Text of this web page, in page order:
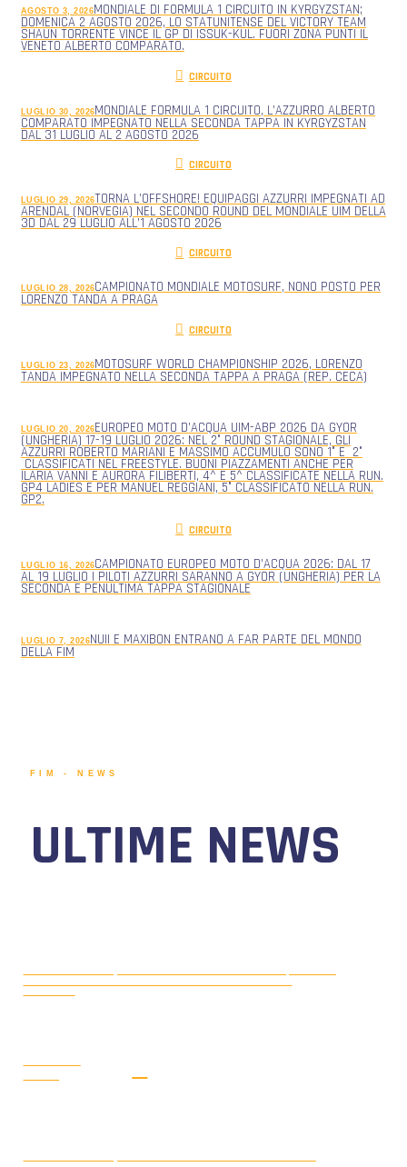
AGOSTO 3, 2026MONDIALE DI FORMULA 1 CIRCUITO IN KYRGYZSTAN;
DOMENICA 2 AGOSTO 2026, LO STATUNITENSE DEL VICTORY TEAM
SHAUN TORRENTE VINCE IL GP DI ISSUK-KUL. FUORI ZONA PUNTI IL
VENETO ALBERTO COMPARATO.
CIRCUITO
LUGLIO 30, 2026MONDIALE FORMULA 1 CIRCUITO, L’AZZURRO ALBERTO
COMPARATO IMPEGNATO NELLA SECONDA TAPPA IN KYRGYZSTAN
DAL 31 LUGLIO AL 2 AGOSTO 2026
CIRCUITO
LUGLIO 29, 2026TORNA L’OFFSHORE! EQUIPAGGI AZZURRI IMPEGNATI AD
ARENDAL (NORVEGIA) NEL SECONDO ROUND DEL MONDIALE UIM DELLA
3D DAL 29 LUGLIO ALL’1 AGOSTO 2026
CIRCUITO
LUGLIO 28, 2026CAMPIONATO MONDIALE MOTOSURF, NONO POSTO PER
LORENZO TANDA A PRAGA
CIRCUITO
LUGLIO 23, 2026MOTOSURF WORLD CHAMPIONSHIP 2026, LORENZO
TANDA IMPEGNATO NELLA SECONDA TAPPA A PRAGA (REP. CECA)
LUGLIO 20, 2026EUROPEO MOTO D’ACQUA UIM-ABP 2026 DA GYOR
(UNGHERIA) 17-19 LUGLIO 2026: NEL 2° ROUND STAGIONALE, GLI
AZZURRI ROBERTO MARIANI E MASSIMO ACCUMULO SONO 1° E 2°
CLASSIFICATI NEL FREESTYLE. BUONI PIAZZAMENTI ANCHE PER
ILARIA VANNI E AURORA FILIBERTI, 4^ E 5^ CLASSIFICATE NELLA RUN.
GP4 LADIES E PER MANUEL REGGIANI, 5° CLASSIFICATO NELLA RUN.
GP2.
CIRCUITO
LUGLIO 16, 2026CAMPIONATO EUROPEO MOTO D’ACQUA 2026: DAL 17
AL 19 LUGLIO I PILOTI AZZURRI SARANNO A GYOR (UNGHERIA) PER LA
SECONDA E PENULTIMA TAPPA STAGIONALE
LUGLIO 7, 2026NUII E MAXIBON ENTRANO A FAR PARTE DEL MONDO
DELLA FIM
FIM - NEWS
ULTIME NEWS
VIVERONE!